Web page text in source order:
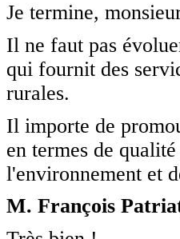
Je termine,
Il ne faut pas
qui fournit des
rurales.
Il importe de
en termes de
l'environnement et
M. François